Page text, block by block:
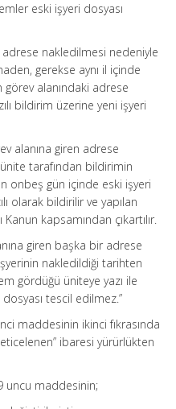
eski işyeri dosyası
nakledilmesi nedeniyle
gerekse aynı il içinde
alanındaki adrese
bildirim üzerine yeni işyeri
alanına giren adrese
tarafından bildirimin
onbeş gün içinde eski işyeri
olarak bildirilir ve yapılan
kapsamından çıkartılır.
giren başka bir adrese
nakledildiği tarihten
gördüğü üniteye yazı ile
tescil edilmez.”
maddesinin ikinci fıkrasında
ibaresi yürürlükten
uncu maddesinin;